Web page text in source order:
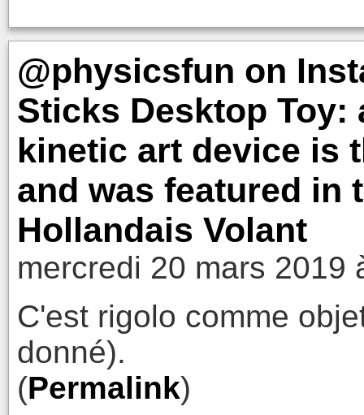
@physicsfun on
Sticks Desktop
kinetic art device is
and was featured in
Hollandais Volant
mercredi 20 mars 2019
C'est rigolo comme
donné).
(Permalink)